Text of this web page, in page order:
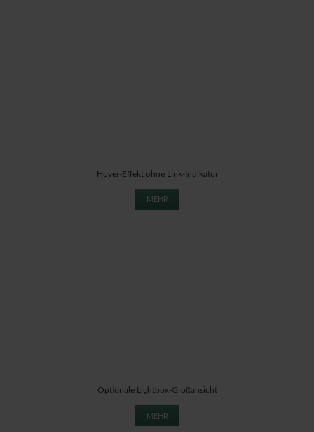
Hover-Effekt ohne Link-Indikator
MEHR
Optionale Lightbox-Großansicht
MEHR